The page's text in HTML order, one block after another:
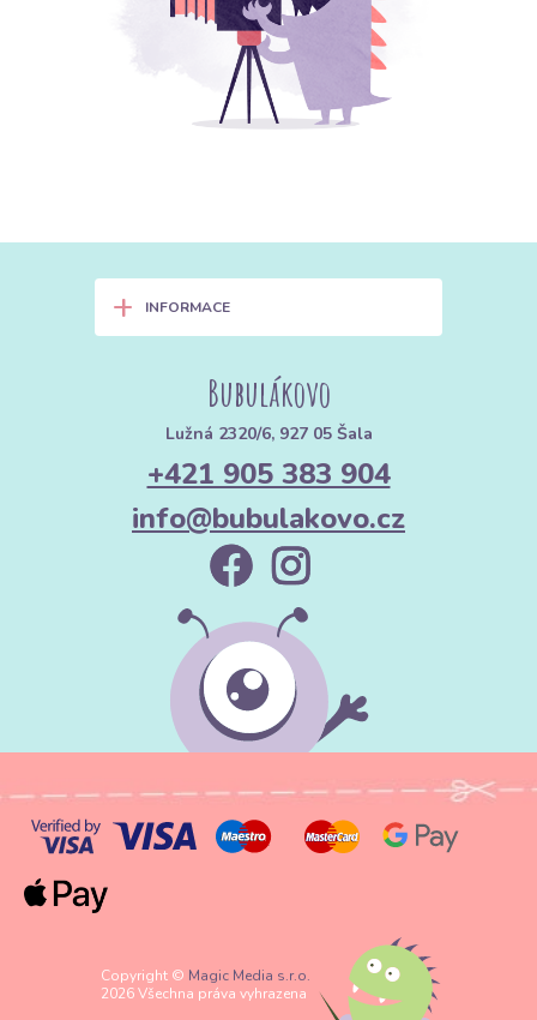
+ INFORMACE
Bubulákovo
Lužná 2320/6, 927 05 Šala
+421 905 383 904
info@bubulakovo.cz
Copyright © Magic Media s.r.o.
2026 Všechna práva vyhrazena